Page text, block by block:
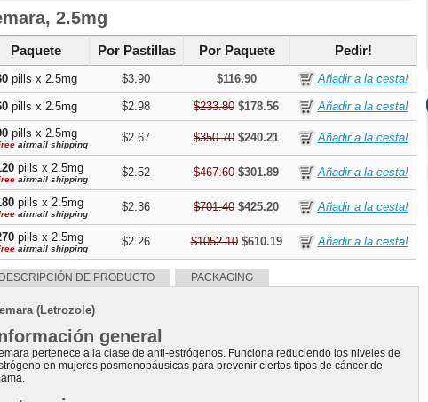
2.5mg
Paquete Por Pastillas Por Paquete Pedir!
pills x 2.5mg $3.90 $116.90
pills x 2.5mg $2.98 $233.80 $178.56
pills x 2.5mg
airmail shipping
$2.67 $350.70 $240.21
pills x 2.5mg
airmail shipping
$2.52 $467.60 $301.89
pills x 2.5mg
airmail shipping
$2.36 $701.40 $425.20
pills x 2.5mg
airmail shipping
$2.26 $1052.10$610.19
DESCRIPCIÓN DE PRODUCTO PACKAGING
(Letrozole)
general
pertenece a la clase de anti-estrógenos. Funciona reduciendo los niveles de
en mujeres posmenopáusicas para prevenir ciertos tipos de cáncer de